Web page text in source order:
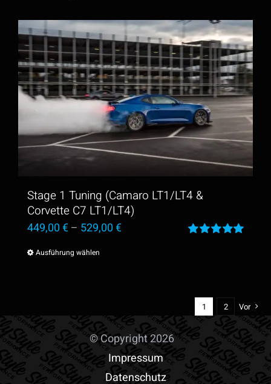
Produkt
weist
mehrere
Varianten
auf.
Die
Optionen
können
der
Produktseite
gewählt
Stage 1 Tuning (Camaro LT1/LT4 &
Corvette C7 LT1/LT4)
449,00€– 529,00€
Ausführung wählen
mehrere
Varianten
auf.
Die
1 2 Vor
© Copyright 2026
Impressum
Datenschutz